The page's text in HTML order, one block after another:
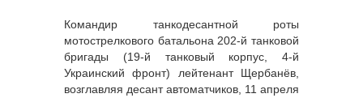
Командир танкодесантной роты
мотострелкового батальона 202-й танковой
бригады (19-й танковый корпус, 4-й
Украинский фронт) лейтенант Щербанёв,
возглавляя десант автоматчиков, 11 апреля